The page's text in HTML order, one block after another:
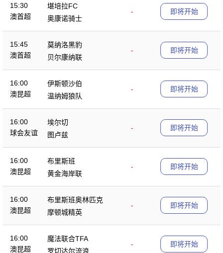
15:30
澳首超
堪培拉FC
-
奥康诺骑士
即将开始
15:45
澳首超
莫纳洛黑豹
-
贝尔康纳联
即将开始
16:00
澳昆超
伊斯顿沙伯
-
温纳姆狼队
即将开始
16:00
球会友谊
埃尔切
-
图卢兹
即将开始
16:00
澳昆超
布里斯班
-
黄金海岸联
即将开始
16:00
澳昆超
布里斯班奥林匹克
-
摩顿城精英
即将开始
16:00
澳昆超
魔法联合TFA
-
罗切达尔流浪
即将开始